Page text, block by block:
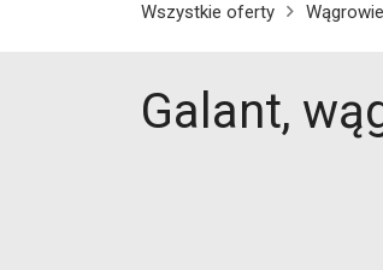
Wszystkie oferty
Galant,